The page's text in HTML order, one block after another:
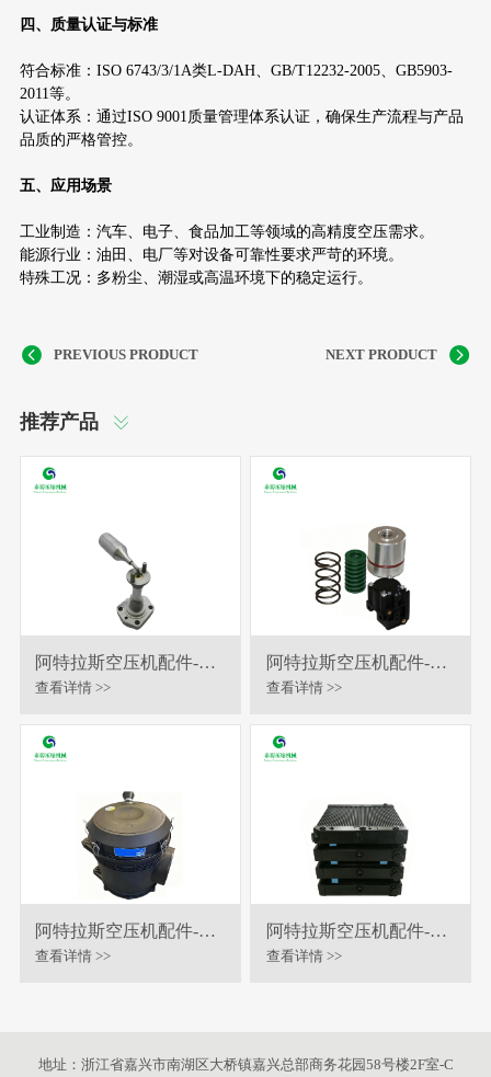
四、质量认证与标准
符合标准：ISO 6743/3/1A类L-DAH、GB/T12232-2005、GB5903-
2011等。
认证体系：通过ISO 9001质量管理体系认证，确保生产流程与产品
品质的严格管控。
五、应用场景
工业制造：汽车、电子、食品加工等领域的高精度空压需求。
能源行业：油田、电厂等对设备可靠性要求严苛的环境。
特殊工况：多粉尘、潮湿或高温环境下的稳定运行。
推荐产品
阿特拉斯空压机配件-油
位计
查看详情 >>
阿特拉斯空压机配件-恒
温阀保养包
查看详情 >>
阿特拉斯空压机配件-空
滤总成
查看详情 >>
阿特拉斯空压机配件-冷
却器
查看详情 >>
地址：浙江省嘉兴市南湖区大桥镇嘉兴总部商务花园58号楼2F室-C